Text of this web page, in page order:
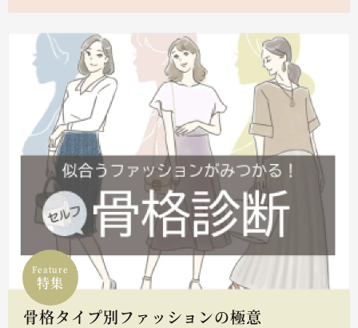
Feature
特集
骨格タイプ別ファッションの極意